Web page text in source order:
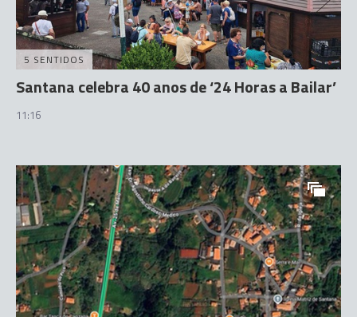
5 SENTIDOS
Santana celebra 40 anos de ‘24 Horas a Bailar’
11:16